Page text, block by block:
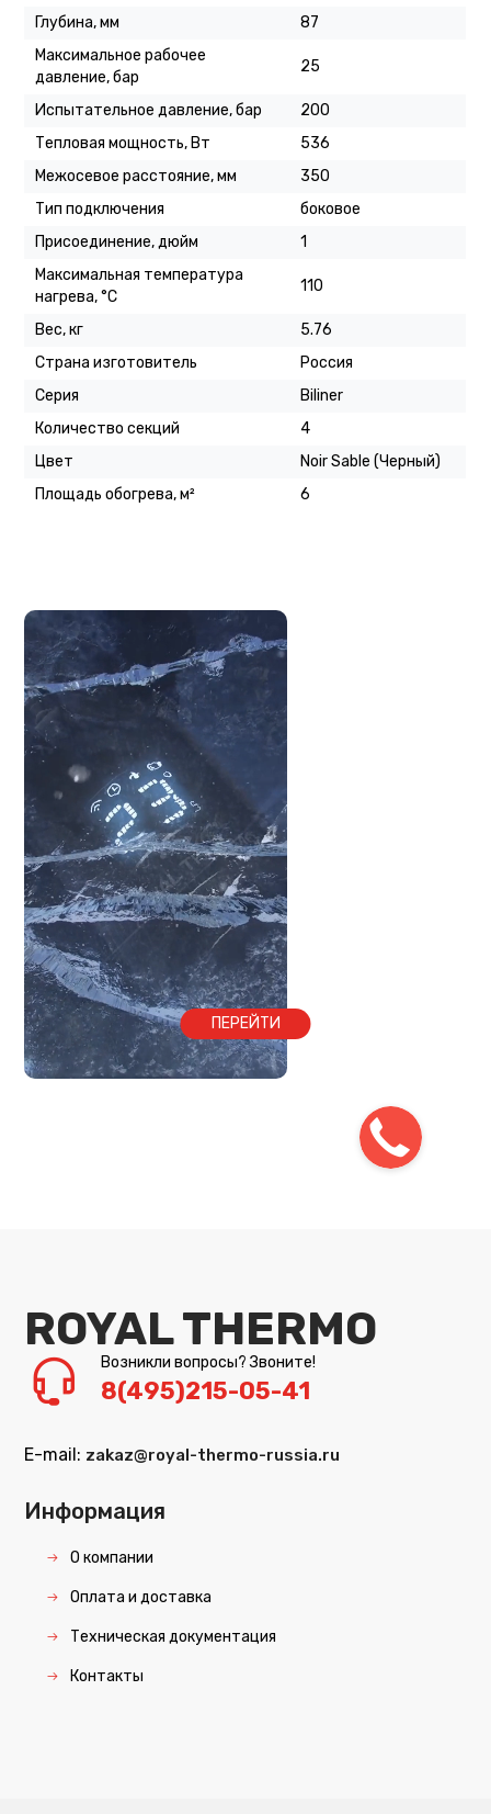
Глубина, мм
87
Максимальное рабочее
давление, бар
25
Испытательное давление, бар
200
Тепловая мощность, Вт
536
Межосевое расстояние, мм
350
Тип подключения
боковое
Присоединение, дюйм
1
Максимальная температура
нагрева, °C
110
Вес, кг
5.76
Страна изготовитель
Россия
Серия
Biliner
Количество секций
4
Цвет
Noir Sable (Черный)
Площадь обогрева, м²
6
ПЕРЕЙТИ
ROYAL THERMO
Возникли вопросы? Звоните!
8(495)215-05-41
E-mail: zakaz@royal-thermo-russia.ru
Информация
О компании
Оплата и доставка
Техническая документация
Контакты